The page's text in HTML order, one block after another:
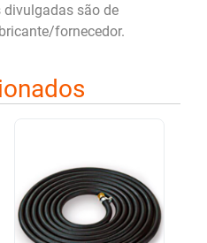
são de
fornecedor.